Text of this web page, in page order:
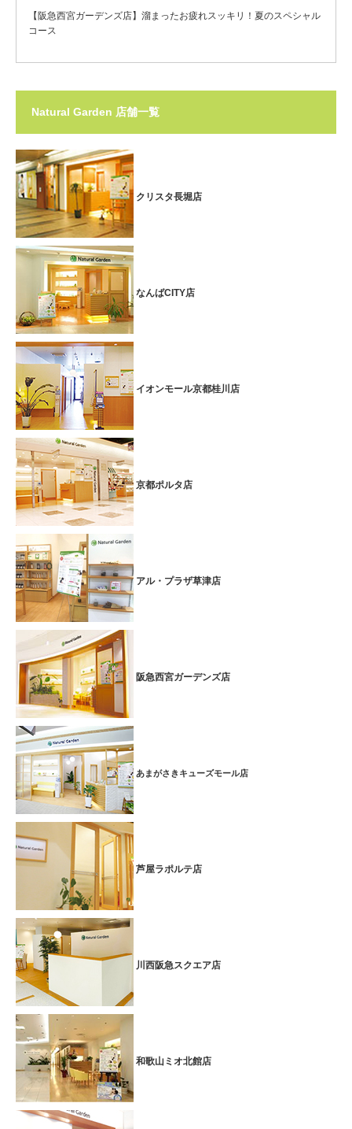
【阪急西宮ガーデンズ店】溜まったお疲れスッキリ！夏のスペシャル
コース
Natural Garden 店舗一覧
クリスタ長堀店
なんばCITY店
イオンモール京都桂川店
京都ポルタ店
アル・プラザ草津店
阪急西宮ガーデンズ店
あまがさきキューズモール店
芦屋ラポルテ店
川西阪急スクエア店
和歌山ミオ北館店